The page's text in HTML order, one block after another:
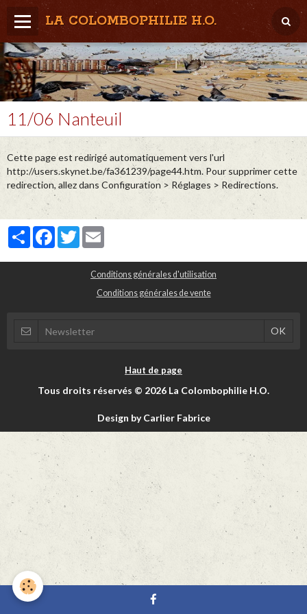
LA COLOMBOPHILIE H.O.
Home
Météo / Het weer
Lâcher / Los
Result. clubs, Provincial, (Inter)National
RFCB / KBDB
11/06 Nanteuil
Cette page est redirigé automatiquement vers l'url
http://users.skynet.be/fa361239/page44.htm. Pour supprimer cette
redirection, allez dans Configuration > Réglages > Redirections.
PartagerFacebook
Twitter
Conditions générales d'utilisation
Conditions générales de vente
Haut de page
Tous droits réservés © 2026 La Colombophilie H.O.
Design by Carlier Fabrice